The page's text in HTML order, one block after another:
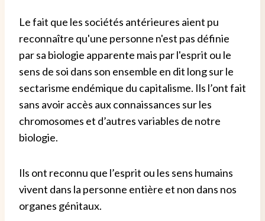
Le fait que les sociétés antérieures aient pu
reconnaître qu'une personne n'est pas définie
par sa biologie apparente mais par l'esprit ou le
sens de soi dans son ensemble en dit long sur le
sectarisme endémique du capitalisme. Ils l’ont fait
sans avoir accès aux connaissances sur les
chromosomes et d’autres variables de notre
biologie.
Ils ont reconnu que l’esprit ou les sens humains
vivent dans la personne entière et non dans nos
organes génitaux.